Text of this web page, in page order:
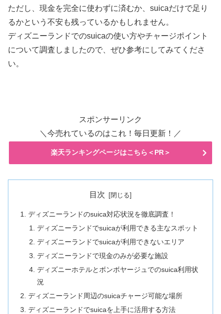
ただし、現金を完全に使わずに済むか、suicaだけで足り
るかという不安も残っているかもしれません。
ディズニーランドでのsuicaの使い方やチャージポイント
について調査しましたので、ぜひ参考にしてみてくださ
い。
スポンサーリンク
＼今売れているのはこれ！毎日更新！／
楽天ランキングページはこちら＜PR＞
目次
ディズニーランドのsuica対応状況を徹底調査！
ディズニーランドでsuicaが利用できる主なスポット
ディズニーランドでsuicaが利用できないエリア
ディズニーランドで現金のみが必要な施設
ディズニーホテルとボンボヤージュでのsuica利用状
況
ディズニーランド周辺のsuicaチャージ可能な場所
ディズニーランドでsuicaを上手に活用する方法